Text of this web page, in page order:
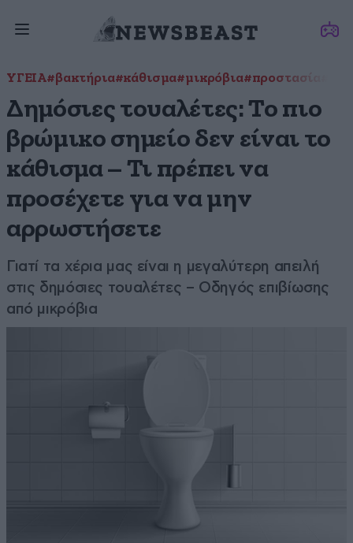
ΥΓΕΙΑ#βακτήρια#κάθισμα#μικρόβια#προστασία
Δημόσιες τουαλέτες: Το πιο
βρώμικο σημείο δεν είναι το
κάθισμα – Τι πρέπει να
προσέχετε για να μην
αρρωστήσετε
Γιατί τα χέρια μας είναι η μεγαλύτερη απειλή
στις δημόσιες τουαλέτες – Οδηγός επιβίωσης
από μικρόβια